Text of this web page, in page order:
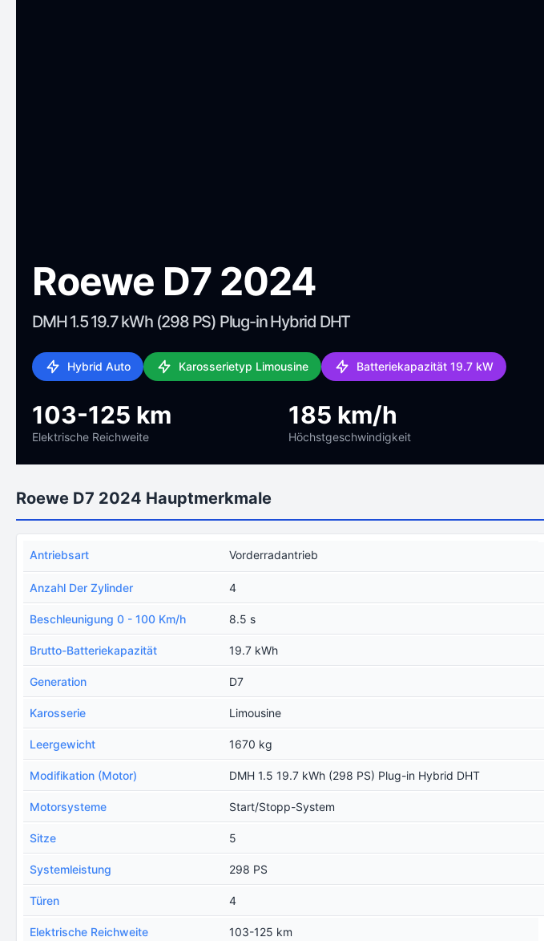
Roewe D7 2024
DMH 1.5 19.7 kWh (298 PS) Plug-in Hybrid DHT
Hybrid Auto Karosserietyp Limousine Batteriekapazität 19.7 kW
103-125 km
Elektrische Reichweite
185 km/h
Höchstgeschwindigkeit
Roewe D7 2024 Hauptmerkmale
Antriebsart Vorderradantrieb
Anzahl Der Zylinder 4
Beschleunigung 0 - 100 Km/h 8.5 s
Brutto-Batteriekapazität 19.7 kWh
Generation D7
Karosserie Limousine
Leergewicht 1670 kg
Modifikation (Motor) DMH 1.5 19.7 kWh (298 PS) Plug-in Hybrid DHT
Motorsysteme Start/Stopp-System
Sitze 5
Systemleistung 298 PS
Türen 4
Еlektrische Reichweite 103-125 km